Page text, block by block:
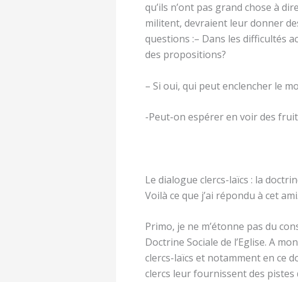
qu’ils n’ont pas grand chose à
militent, devraient leur donner
questions :– Dans les difficultés
des propositions?
– Si oui, qui peut enclencher le
-Peut-on espérer en voir des
Le dialogue clercs-laïcs : la
Voilà ce que j’ai répondu à cet ami.
Primo, je ne m’étonne pas du
Doctrine Sociale de l’Eglise. A
clercs-laïcs et notamment en ce
clercs leur fournissent des pistes